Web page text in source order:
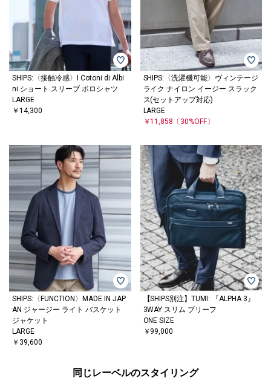
SHIPS:〈接触冷感〉I Cotoni di Albi
ni ショート スリーブ ポロシャツ
LARGE
￥14,300
SHIPS:〈洗濯機可能〉ヴィンテージ
ライク ナイロン イージー スラック
ス(セットアップ対応)
LARGE
￥11,858 〔30%OFF〕
SHIPS:〈FUNCTION〉MADE IN JAP
AN ジャージー ライト バスケット
ジャケット
LARGE
￥39,600
【SHIPS別注】TUMI: 『ALPHA 3』
3WAY スリム ブリーフ
ONE SIZE
￥99,000
同じレーベルのスタイリング